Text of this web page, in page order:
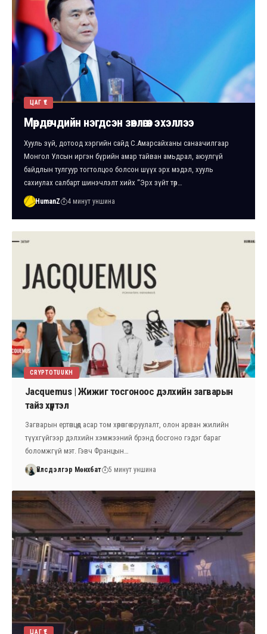
ЦАГ ҮЕ
Мөрдөгчдийн нэгдсэн зөвлөгөөн эхэллээ
Хууль зүй, дотоод хэргийн сайд С.Амарсайханы санаачилгаар
Монгол Улсын иргэн бүрийн амар тайван амьдрал, аюулгүй
байдлын тулгуур тогтолцоо болсон шүүх эрх мэдэл, хууль
сахиулах салбарт шинэчлэлт хийх “Эрх зүйт төр…
HumanZ 4 минут уншина
CRYPTOTUUKH
Jacquemus | Жижиг тосгоноос дэлхийн загварын
тайз хүртэл
Загварын ертөнцөд асар том хөрөнгө оруулалт, олон арван жилийн
түүхгүйгээр дэлхийн хэмжээний брэнд босгоно гэдэг бараг
боломжгүй мэт. Гэвч Францын…
Үйлсдэлгэр Мөнхбат 5 минут уншина
ЦАГ ҮЕ